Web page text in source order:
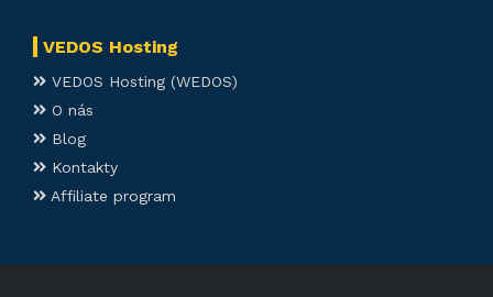
VEDOS Hosting
VEDOS Hosting (WEDOS)
O nás
Blog
Kontakty
Affiliate program